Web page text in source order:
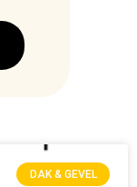
DAK & GEVEL